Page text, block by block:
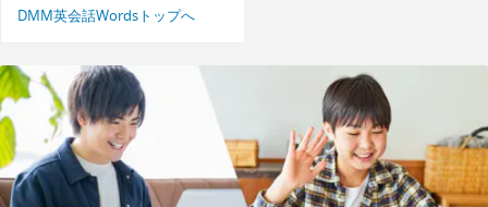
DMM英会話Wordsトップへ